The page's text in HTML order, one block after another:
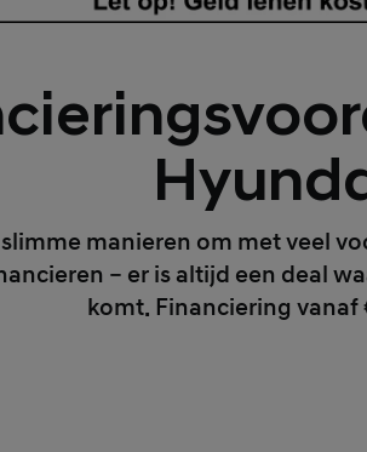
manieren om met veel
– er is altijd een deal
komt. Financiering vanaf